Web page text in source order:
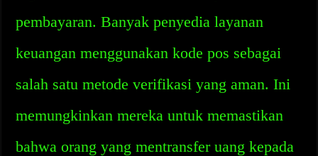
pembayaran. Banyak penyedia layanan
keuangan menggunakan kode pos sebagai
salah satu metode verifikasi yang aman. Ini
memungkinkan mereka untuk memastikan
bahwa orang yang mentransfer uang kepada